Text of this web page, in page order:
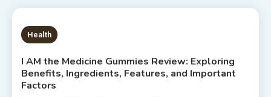
7 MINS READ
Health
I AM the Medicine Gummies Review: Exploring
Benefits, Ingredients, Features, and Important
Factors